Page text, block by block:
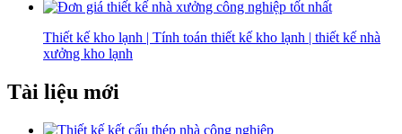
Thiết kế kho lạnh | Tính toán thiết kế kho lạnh | thiết kế nhà
xưởng kho lạnh
Tài liệu mới